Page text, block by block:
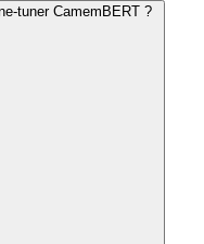
tuner CamemBERT ?